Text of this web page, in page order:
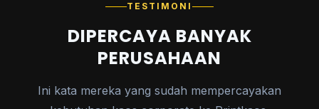
TESTIMONI
DIPERCAYA BANYAK
PERUSAHAAN
Ini kata mereka yang sudah mempercayakan